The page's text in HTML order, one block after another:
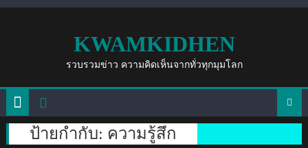
KWAMKIDHEN
รวบรวมข่าว ความคิดเห็นจากทั่วทุกมุมโลก
ป้ายกำกับ: ความรู้สึก